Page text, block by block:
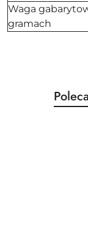
Waga
gramach
Pomiń
o